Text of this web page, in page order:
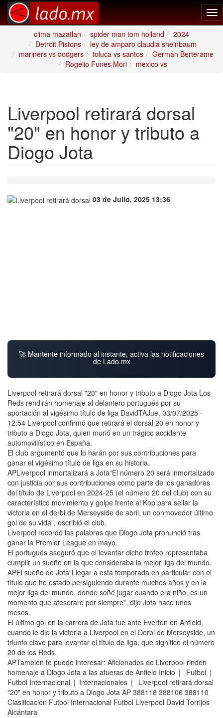
clima mazatlan
spider man tom holland
2024
Detroit Pistons
ley de amparo claudia sheinbaum
mariners vs dodgers
toluca vs santos
Germán Berterame
Rogelio Funes Mori
mexico vs
Liverpool retirará dorsal
"20" en honor y tributo a
Diogo Jota
03 de Julio, 2025 13:36
🚀 Mantente informado al instante, activa las notificaciones
de Lado.mx
Liverpool retirará dorsal "20" en honor y tributo a Diogo Jota Los
Reds rendirán homenaje al delantero portugués por su
aportación al vigésimo título de liga DavidTAJue, 03/07/2025 -
12:54 Liverpool confirmó que retirará el dorsal 20 en honor y
tributo a Diogo Jota, quien murió en un trágico accidente
automovilístico en España.
El club argumentó que lo harán por sus contribuciones para
ganar el vigésimo título de liga en su historia.
APLiverpool inmortalizará a Jota“El número 20 será inmortalizado
con justicia por sus contribuciones como parte de los ganadores
del título de Liverpool en 2024-25 (el número 20 del club) con su
característico movimiento y golpe frente al Kop para sellar la
victoria en el derbi de Merseyside de abril, un conmovedor último
gol de su vida”, escribió el club.
Liverpool recordó las palabras que Diogo Jota pronunció tras
ganar la Premier League en mayo.
El portugués aseguró que el levantar dicho trofeo representaba
cumplir un sueño en la que consideraba la mejor liga del mundo.
APEl sueño de Jota“Llegar a esta temporada en particular con el
título que he estado persiguiendo durante muchos años y en la
mejor liga del mundo, donde soñé jugar cuando era niño, es un
momento que atesoraré por siempre”, dijo Jota hace unos
meses.
El último gol en la carrera de Jota fue ante Everton en Anfield,
cuando le dio la victoria a Liverpool en el Derbi de Merseyside, un
triunfo clave para levantar el título de liga, que significó el número
20 de los Reds.
APTambién te puede interesar: Aficionados de Liverpool rinden
homenaje a Diogo Jota a las afueras de Anfield Inicio | Futbol |
Futbol Internacional | Internacionales | Liverpool retirará dorsal
"20" en honor y tributo a Diogo Jota AP 388118 388106 388110
Clasificación Futbol Internacional Futbol Liverpool David Torrijos
Alcántara